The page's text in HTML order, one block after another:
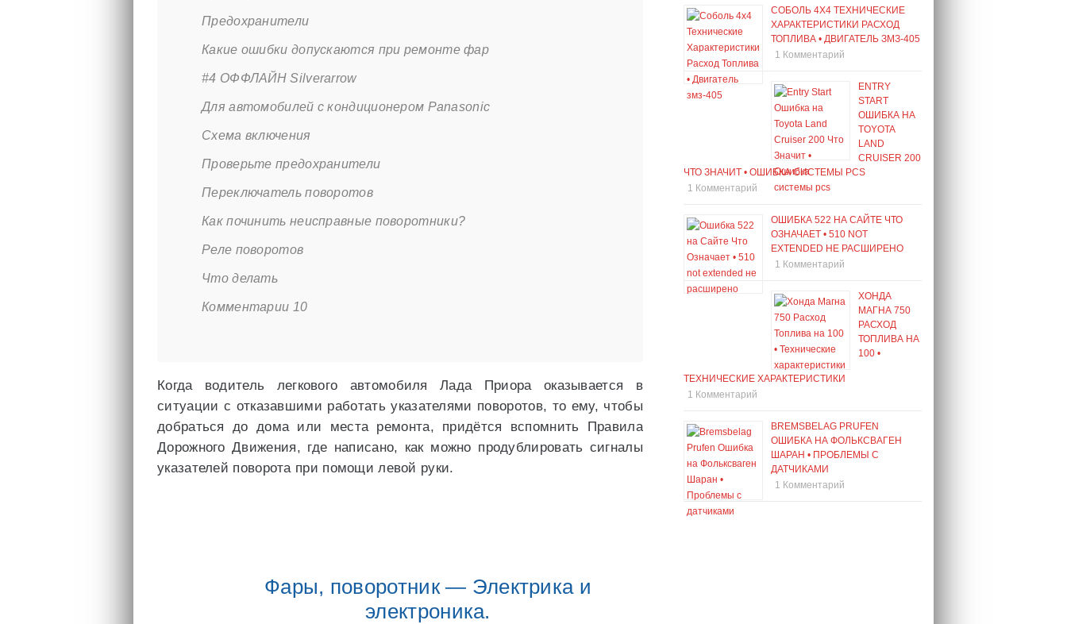
Предохранители
Какие ошибки допускаются при ремонте фар
#4 ОФФЛАЙН Silverarrow
Для автомобилей с кондиционером Panasonic
Схема включения
Проверьте предохранители
Переключатель поворотов
Как починить неисправные поворотники?
Реле поворотов
Что делать
Комментарии 10
Когда водитель легкового автомобиля Лада Приора оказывается в
ситуации с отказавшими работать указателями поворотов, то ему, чтобы
добраться до дома или места ремонта, придётся вспомнить Правила
Дорожного Движения, где написано, как можно продублировать сигналы
указателей поворота при помощи левой руки.
Фары, поворотник — Электрика и
электроника.
СОБОЛЬ 4Х4 ТЕХНИЧЕСКИЕ
ХАРАКТЕРИСТИКИ РАСХОД
ТОПЛИВА • ДВИГАТЕЛЬ ЗМЗ-405
1 Комментарий
ENTRY
START
ОШИБКА НА
TOYOTA
LAND
CRUISER 200
ЧТО ЗНАЧИТ • ОШИБКА СИСТЕМЫ PCS
1 Комментарий
ОШИБКА 522 НА САЙТЕ ЧТО
ОЗНАЧАЕТ • 510 NOT
EXTENDED НЕ РАСШИРЕНО
1 Комментарий
ХОНДА
МАГНА 750
РАСХОД
ТОПЛИВА НА
100 •
ТЕХНИЧЕСКИЕ ХАРАКТЕРИСТИКИ
1 Комментарий
BREMSBELAG PRUFEN
ОШИБКА НА ФОЛЬКСВАГЕН
ШАРАН • ПРОБЛЕМЫ С
ДАТЧИКАМИ
1 Комментарий